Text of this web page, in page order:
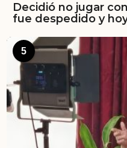
Decidió no jugar
fue despedido y
5